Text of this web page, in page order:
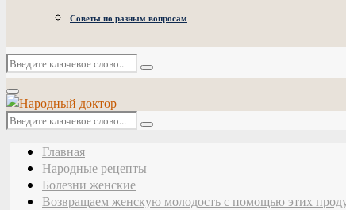
Советы по разным вопросам
Искать:
Поиск
Основное
меню
Искать:
Поиск
Главная
Народные рецепты
Болезни женские
Возвращаем женскую молодость с помощью этих